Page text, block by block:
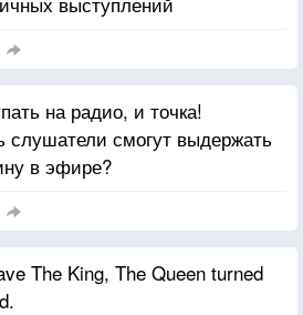
на радио, и точка!
смогут выдержать
в эфире?
The King, The Queen turned